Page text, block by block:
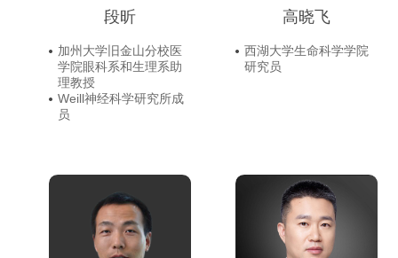
段昕
加州大学旧金山分校医
学院眼科系和生理系助
理教授
Weill神经科学研究所成
员
高晓飞
西湖大学生命科学学院
研究员